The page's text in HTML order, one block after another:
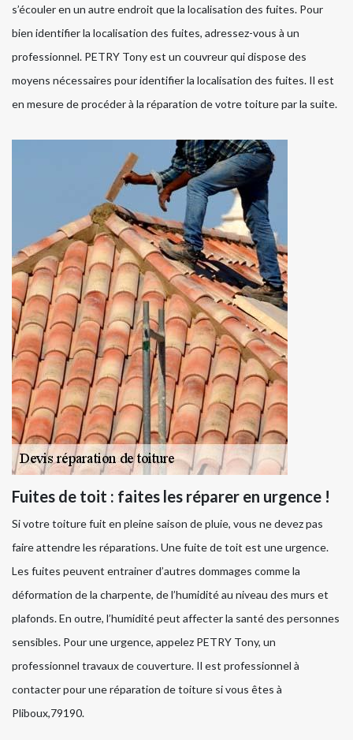
s’écouler en un autre endroit que la localisation des fuites. Pour
bien identifier la localisation des fuites, adressez-vous à un
professionnel. PETRY Tony est un couvreur qui dispose des
moyens nécessaires pour identifier la localisation des fuites. Il est
en mesure de procéder à la réparation de votre toiture par la suite.
Fuites de toit : faites les réparer en urgence !
Si votre toiture fuit en pleine saison de pluie, vous ne devez pas
faire attendre les réparations. Une fuite de toit est une urgence.
Les fuites peuvent entrainer d’autres dommages comme la
déformation de la charpente, de l’humidité au niveau des murs et
plafonds. En outre, l’humidité peut affecter la santé des personnes
sensibles. Pour une urgence, appelez PETRY Tony, un
professionnel travaux de couverture. Il est professionnel à
contacter pour une réparation de toiture si vous êtes à
Pliboux,79190.